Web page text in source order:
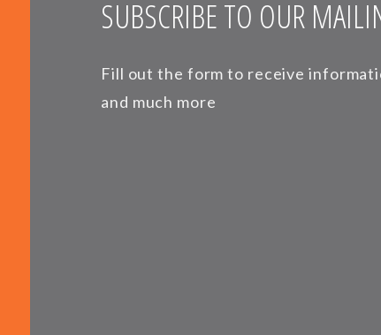
SUBSCRIBE TO OUR
Fill out the form to receive
and much more